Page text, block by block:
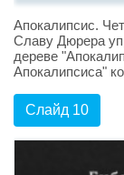
Апокалипсис.
Славу Дюрера
дереве
Апокалипсиса"
Слайд 10